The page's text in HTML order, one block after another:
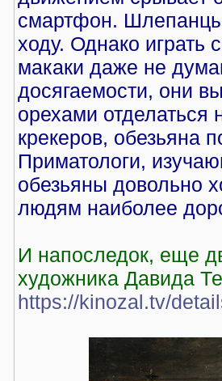
смартфон. Шлепанцы
ходу. Однако играть
макаки даже не
досягаемости, они
орехами
крекеров, обезьяна
Приматологи,
обезьяны довольно
людям наиболее
И напоследок, еще
художника Давида
https://kinozal.tv/